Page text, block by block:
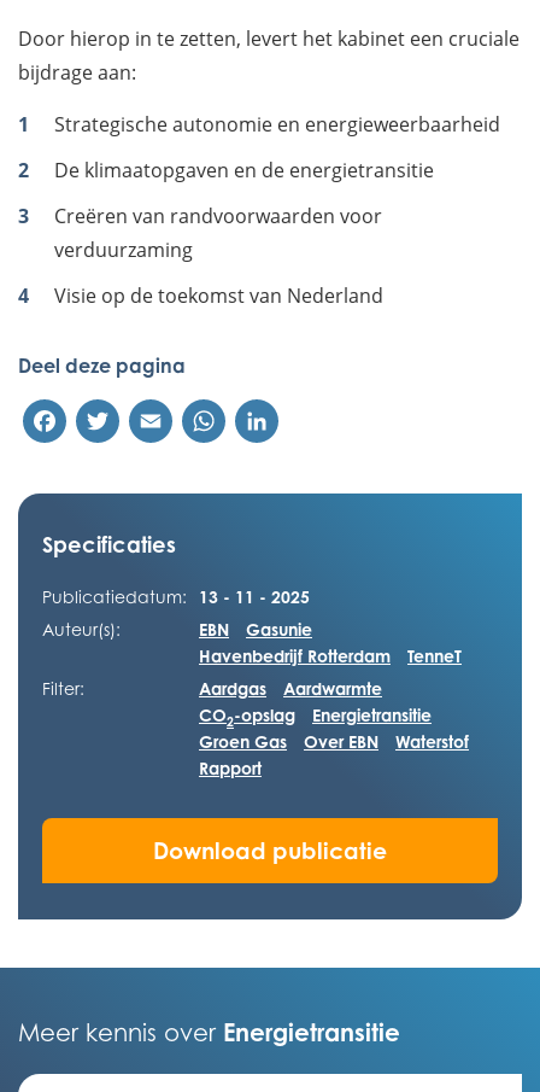
Door hierop in te zetten, levert het kabinet een cruciale
bijdrage aan:
Strategische autonomie en energieweerbaarheid
De klimaatopgaven en de energietransitie
Creëren van randvoorwaarden voor
verduurzaming
Visie op de toekomst van Nederland
Deel deze pagina
FacebookTwitterEmail WhatsApp
Specificaties
Publicatiedatum:
13 - 11 - 2025
Auteur(s):
EBN
Gasunie
Havenbedrijf Rotterdam
TenneT
Filter:
Aardgas
Aardwarmte
CO2-opslag
Energietransitie
Groen Gas
Over EBN
Waterstof
Rapport
Download publicatie
Meer kennis over Energietransitie